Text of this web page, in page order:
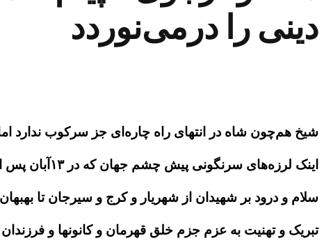
دینی را درمی‌نوردد
شیخ هم‌چون شاه در انتهای راه چاره‌ای جز سرکوب ندارد
اینک لرزه‌های سرنگونی پیش چشم جهان که در ۱۳آبان پس از فرو ریختن “عمق استراتژیک” ولایت در اثنای قیام در عراق و لبنان می‌گفتیم…
سلام و درود بر شهیدان از شهریار و کرج و سیرجان تا
تبریک و تهنیت به عزم جزم خلق قهرمان و کانونها و